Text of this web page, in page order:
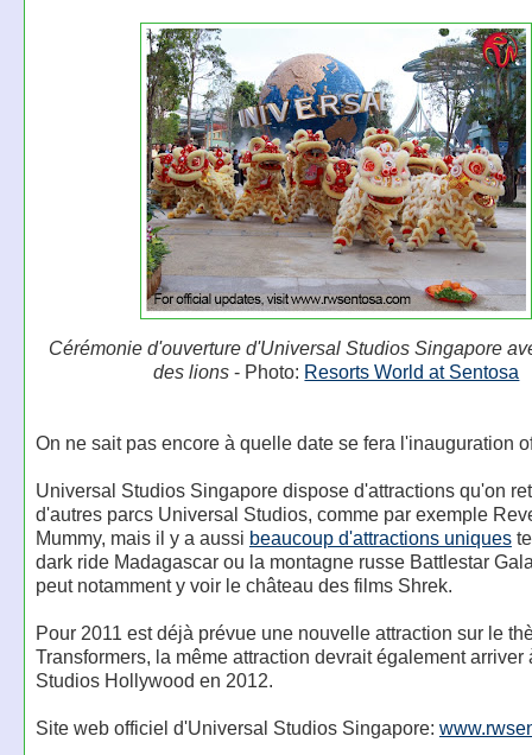
Cérémonie d'ouverture d'Universal Studios Singapore
des lions - Photo: Resorts World at Sentosa
On ne sait pas encore à quelle date se fera l'inauguration
Universal Studios Singapore dispose d'attractions qu'on
d'autres parcs Universal Studios, comme par exemple
Mummy, mais il y a aussi beaucoup d'attractions uniques
dark ride Madagascar ou la montagne russe Battlestar
peut notamment y voir le château des films Shrek.
Pour 2011 est déjà prévue une nouvelle attraction sur le
Transformers, la même attraction devrait également arriver
Studios Hollywood en 2012.
Site web officiel d'Universal Studios Singapore: